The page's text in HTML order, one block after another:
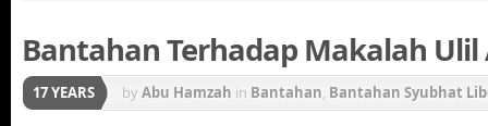
Bantahan Terhadap Makalah Ulil
17 YEARS byAbu Hamzah in Bantahan Bantahan Syubhat